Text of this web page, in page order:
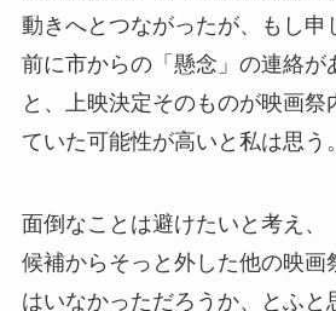
動きへとつながったが、もし申
前に市からの「懸念」の連絡が
と、上映決定そのものが映画祭
ていた可能性が高いと私は思う。
面倒なことは避けたいと考え、
候補からそっと外した他の映画
はいなかっただろうか、とふと